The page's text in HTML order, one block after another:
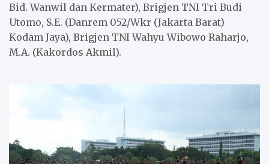
Bid. Wanwil dan Kermater), Brigjen TNI Tri Budi
Utomo, S.E. (Danrem 052/Wkr (Jakarta Barat)
Kodam Jaya), Brigjen TNI Wahyu Wibowo Raharjo,
M.A. (Kakordos Akmil).